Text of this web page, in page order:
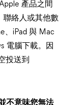
產品之間
聯絡人或其他數
、iPad 與 Mac
電腦下載。因
投送到
不意味您無法